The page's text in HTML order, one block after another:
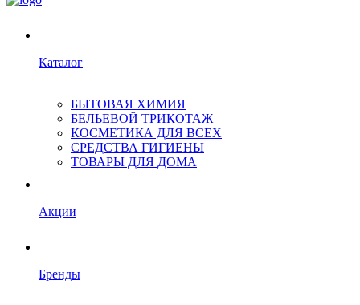
Каталог
БЫТОВАЯ ХИМИЯ
БЕЛЬЕВОЙ ТРИКОТАЖ
КОСМЕТИКА ДЛЯ ВСЕХ
СРЕДСТВА ГИГИЕНЫ
ТОВАРЫ ДЛЯ ДОМА
Акции
Бренды